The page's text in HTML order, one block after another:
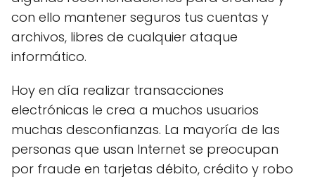
con ello mantener seguros tus cuentas y
archivos, libres de cualquier ataque
informático.
Hoy en día realizar transacciones
electrónicas le crea a muchos usuarios
muchas desconfianzas. La mayoría de las
personas que usan Internet se preocupan
por fraude en tarjetas débito, crédito y robo